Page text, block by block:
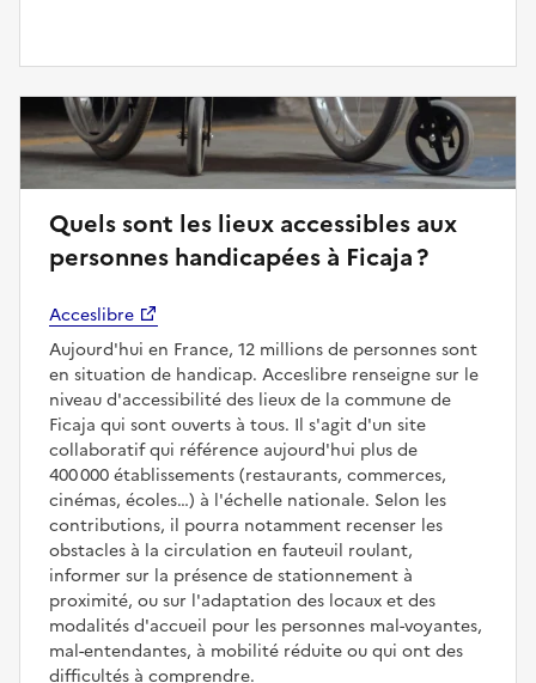
Quels sont les lieux accessibles aux
personnes handicapées à Ficaja ?
Acceslibre
Aujourd'hui en France, 12 millions de personnes sont
en situation de handicap. Acceslibre renseigne sur le
niveau d'accessibilité des lieux de la commune de
Ficaja qui sont ouverts à tous. Il s'agit d'un site
collaboratif qui référence aujourd'hui plus de
400 000 établissements (restaurants, commerces,
cinémas, écoles…) à l'échelle nationale. Selon les
contributions, il pourra notamment recenser les
obstacles à la circulation en fauteuil roulant,
informer sur la présence de stationnement à
proximité, ou sur l'adaptation des locaux et des
modalités d'accueil pour les personnes mal-voyantes,
mal-entendantes, à mobilité réduite ou qui ont des
difficultés à comprendre.